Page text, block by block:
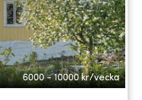
6000 - 10000 kr/vecka